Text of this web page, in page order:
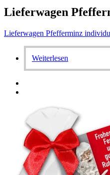
Lieferwagen
Lieferwagen Pfefferminz
Weiterlesen